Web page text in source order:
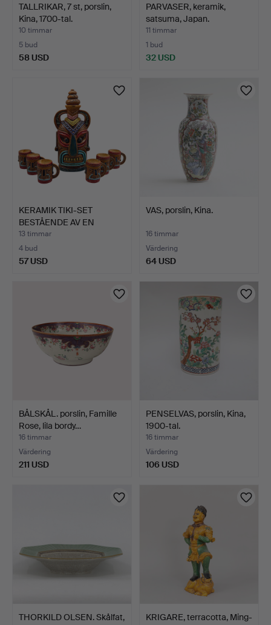
TALLRIKAR, 7 st, porslin,
Kina, 1700-tal.
10 timmar
5 bud
58 USD
PARVASER, keramik,
satsuma, Japan.
11 timmar
1 bud
32 USD
KERAMIK TIKI-SET
BESTÅENDE AV EN
DEKANTER …
13 timmar
4 bud
57 USD
VAS, porslin, Kina.
16 timmar
Värdering
64 USD
BÅLSKÅL. porslin, Famille
Rose, lila bordy…
16 timmar
Värdering
211 USD
PENSELVAS, porslin, Kina,
1900-tal.
16 timmar
Värdering
106 USD
THORKILD OLSEN. Skålfat,
KRIGARE, terracotta, Ming-